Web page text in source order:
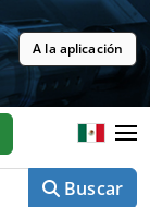
A la aplicación
Buscar